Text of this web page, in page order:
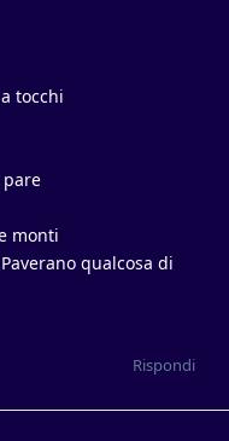
tocchi
pare
monti
qualcosa di
Rispondi